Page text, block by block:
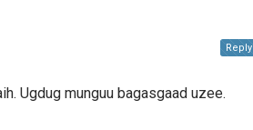
Ugdug munguu bagasgaad uzee.
Reply